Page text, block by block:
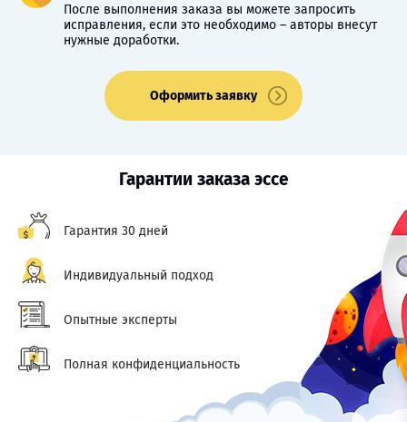
После выполнения заказа вы можете запросить
исправления, если это необходимо – авторы внесут
нужные доработки.
Оформить заявку
Гарантии заказа эссе
Гарантия 30 дней
Индивидуальный подход
Опытные эксперты
Полная конфиденциальность